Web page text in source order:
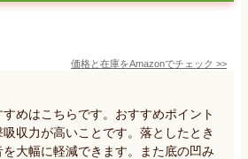
価格と在庫をAmazonでチェック >>
めはこちらです。おすすめポイント
収力が高いことです。落としたとき
大幅に軽減できます。また底の凹み